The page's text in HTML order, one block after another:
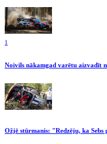
1
Noivils nākamgad varētu aizvadīt
Ožjē stūrmanis: "Redzēju, ka Sebs